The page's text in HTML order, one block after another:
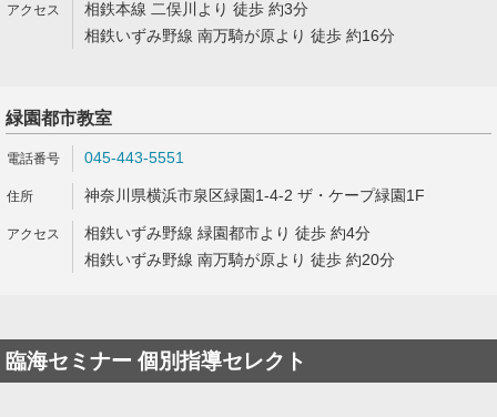
相鉄本線 二俣川より 徒歩 約3分
相鉄いずみ野線 南万騎が原より 徒歩 約16分
緑園都市教室
045-443-5551
神奈川県横浜市泉区緑園1-4-2 ザ・ケープ緑園1F
相鉄いずみ野線 緑園都市より 徒歩 約4分
相鉄いずみ野線 南万騎が原より 徒歩 約20分
臨海セミナー 個別指導セレクト